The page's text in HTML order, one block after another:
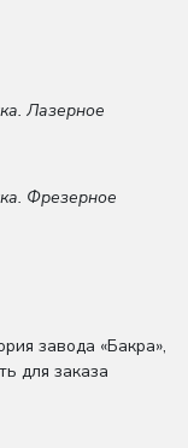
Лазерное
Фрезерное
завода «Бакра»,
для заказа